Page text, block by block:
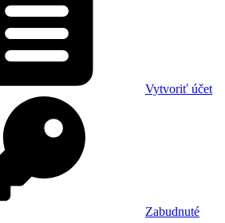
Vytvoriť účet
Zabudnuté